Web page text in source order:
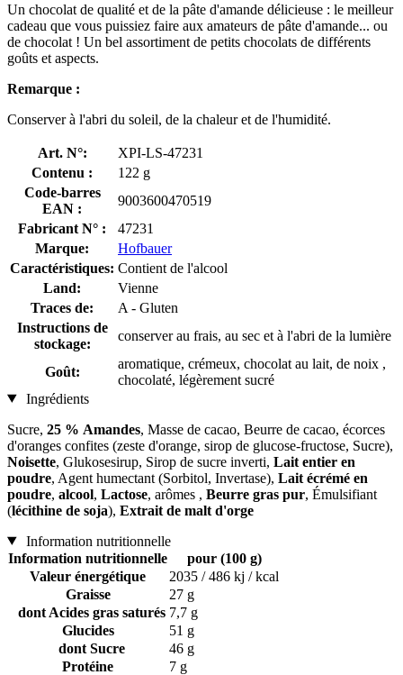
Un chocolat de qualité et de la pâte d'amande délicieuse : le meilleur
cadeau que vous puissiez faire aux amateurs de pâte d'amande... ou
de chocolat ! Un bel assortiment de petits chocolats de différents
goûts et aspects.
Remarque :
Conserver à l'abri du soleil, de la chaleur et de l'humidité.
Art. N°:
XPI-LS-47231
Contenu :
122 g
Code-barres
EAN :
9003600470519
Fabricant N° :
47231
Marque:
Hofbauer
Caractéristiques: Contient de l'alcool
Land:
Vienne
Traces de:
A - Gluten
Instructions de
stockage:
conserver au frais, au sec et à l'abri de la lumière
Goût:
aromatique, crémeux, chocolat au lait, de noix ,
chocolaté, légèrement sucré
Ingrédients
Sucre, 25 % Amandes, Masse de cacao, Beurre de cacao, écorces
d'oranges confites (zeste d'orange, sirop de glucose-fructose, Sucre),
Noisette, Glukosesirup, Sirop de sucre inverti, Lait entier en
poudre, Agent humectant (Sorbitol, Invertase), Lait écrémé en
poudre, alcool, Lactose, arômes , Beurre gras pur, Émulsifiant
(lécithine de soja), Extrait de malt d'orge
Information nutritionnelle
Information nutritionnelle
pour (100 g)
Valeur énergétique
2035 / 486 kj / kcal
Graisse
27 g
dont Acides gras saturés 7,7 g
Glucides
51 g
dont Sucre
46 g
Protéine
7 g